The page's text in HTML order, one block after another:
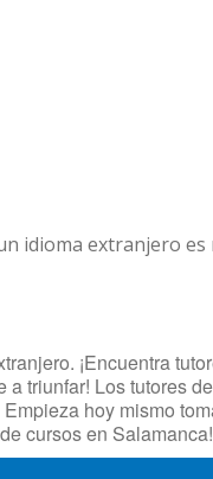
idioma extranjero
¡Encuentra
triunfar! Los tutores
hoy mismo
cursos en Salamanca!